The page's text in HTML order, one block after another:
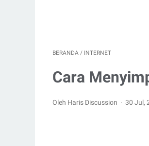
BERANDA / INTERNET
Cara
Oleh Haris Discussion 30 Jul,